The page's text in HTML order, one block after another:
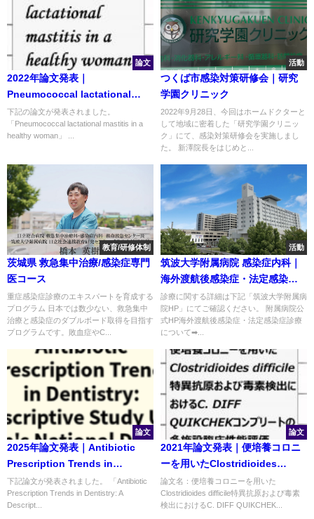
論文
2022年論文発表｜
Pneumococcal lactational
mastitis in a healthy woman
下記の論文が発表されました。
「Pneumococcal lactational mastitis in a
healthy woman」 ...
活動
つくば市感染対策研修会｜研究
学園クリニック
2022年9月28日、今回はホームドクターと
して地域に密着した「研究学園クリニッ
ク」にて、感染対策研修会を実施しまし
た。 新澤院長をはじめと...
教育/研修体制
茨城県 救急集中治療/感染症専門
医コース
重症感染症診療のエキスパートを育成する
プログラム 日本では数少ない、救急集中
治療と感染症のダブルボード取得を目指す
プログラムです。敗血症やC...
活動
筑波大学附属病院 感染症内科｜
海外渡航後感染症・法定感染症
診療のご案内
診療に関する詳細は下記「筑波大学附属病
院HP」にてご確認ください。 附属病院公
式HP海外渡航後感染症・法定感染症診療
について➡...
論文
2025年論文発表｜Antibiotic
Prescription Trends in
Dentistry: A Descriptive Study
Using Japan's National
Database
下記論文が発表されました。 「Antibiotic
Prescription Trends in Dentistry: A
Descript...
論文
2021年論文発表｜便培養コロニ
ーを用いたClostridioides
difficile特異抗原および毒素検出
におけるC. DIFF QUIKCHEKコ
ンプリートの多施設臨床性能評
論文名：便培養コロニーを用いた
Clostridioides difficile特異抗原および毒素
検出におけるC. DIFF QUIKCHEK...